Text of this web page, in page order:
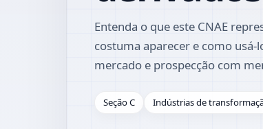
Entenda o que este CNAE
costuma aparecer e como
mercado e prospecção com
Seção C Indústrias de